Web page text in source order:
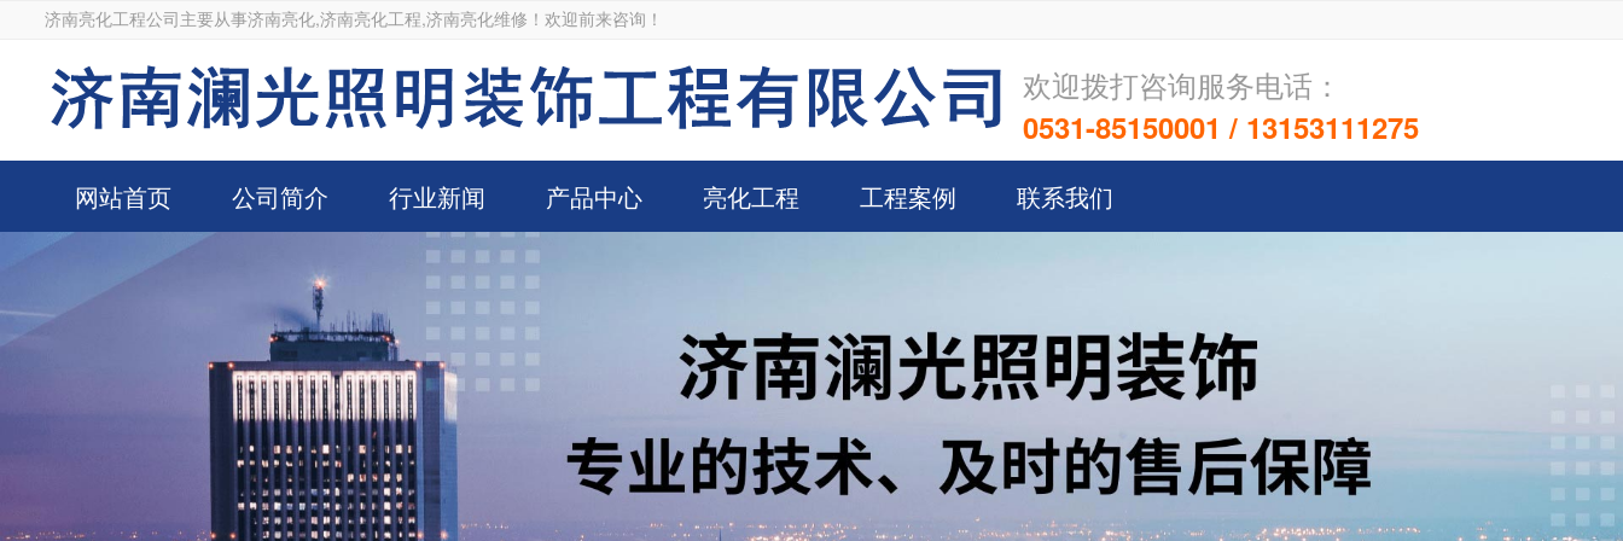
济南亮化工程公司主要从事济南亮化,济南亮化工程,济南亮化维修！欢迎前来咨询！
欢迎拨打咨询服务电话：
0531-85150001 / 13153111275
网站首页 公司简介 行业新闻 产品中心 亮化工程 工程案例 联系我们